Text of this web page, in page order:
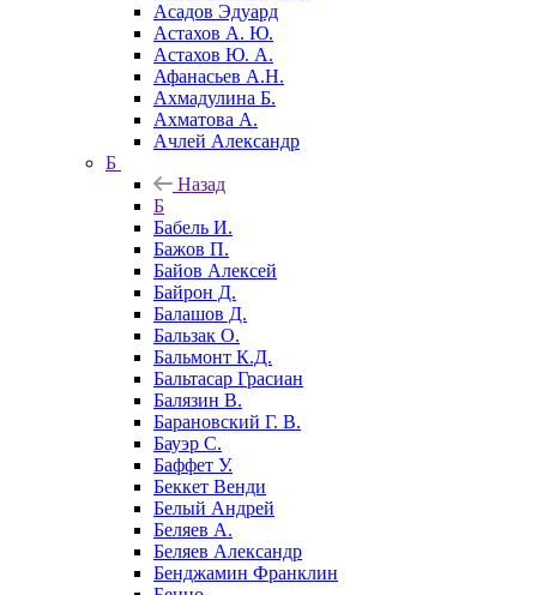
Асадов Эдуард
Астахов А. Ю.
Астахов Ю. А.
Афанасьев А.Н.
Ахмадулина Б.
Ахматова А.
Ачлей Александр
Б
Назад
Б
Бабель И.
Бажов П.
Байов Алексей
Байрон Д.
Балашов Д.
Бальзак О.
Бальмонт К.Д.
Бальтасар Грасиан
Балязин В.
Барановский Г. В.
Бауэр С.
Баффет У.
Беккет Венди
Белый Андрей
Беляев А.
Беляев Александр
Бенджамин Франклин